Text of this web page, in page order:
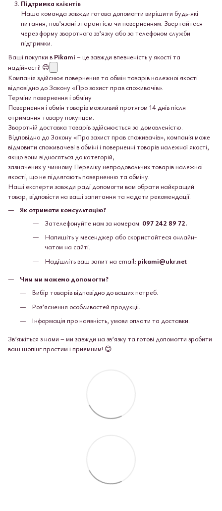
Підтримка клієнтів
Наша команда завжди готова допомогти вирішити будь-які
питання, пов’язані з гарантією чи поверненням. Звертайтеся
через форму зворотного зв’язку або за телефоном служби
підтримки.
Ваші покупки в Pikami – це завжди впевненість у якості та
надійності! 😊
Компанія здійснює повернення та обмін товарів належної якості
відповідно до Закону «Про захист прав споживачів».
Терміни повернення і обміну
Повернення і обмін товарів можливий протягом 14 днів після
отримання товару покупцем.
Зворотній доставка товарів здійснюється за домовленістю.
Відповідно до Закону «Про захист прав споживачів», компанія може
відмовити споживачеві в обміні і поверненні товарів належної якості,
якщо вони відносяться до категорій,
зазначених у чинному Переліку непродовольчих товарів належної
якості, що не підлягають поверненню та обміну.
Наші експерти завжди раді допомогти вам обрати найкращий
товар, відповісти на ваші запитання та надати рекомендації.
Як отримати консультацію?
Зателефонуйте нам за номером: 097 242 89 72.
Напишіть у месенджер або скористайтеся онлайн-
чатом на сайті.
Надішліть ваш запит на email: pikami@ukr.net
Чим ми можемо допомогти?
Вибір товарів відповідно до ваших потреб.
Роз’яснення особливостей продукції.
Інформація про наявність, умови оплати та доставки.
Зв’яжіться з нами – ми завжди на зв’язку та готові допомогти зробити
ваш шопінг простим і приємним! 😊